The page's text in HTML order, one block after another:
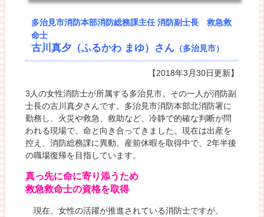
多治見市消防本部消防総務課主任 消防副士長 救急救
命士
古川真夕（ふるかわ まゆ）さん （多治見市）
【2018年3月30日更新】
3人の女性消防士が所属する多治見市。その一人が消防副
士長の古川真夕さんです。多治見市消防本部北消防署に
勤務し、火災や救急、救助など、冷静で的確な判断が問
われる現場で、命と向き合ってきました。現在は出産を
控え、消防総務課に異動。産前休暇を取得中で、2年半後
の職場復帰を目指しています。
真っ先に命に寄り添うため
救急救命士の資格を取得
現在、女性の活躍が推進されている消防士ですが、